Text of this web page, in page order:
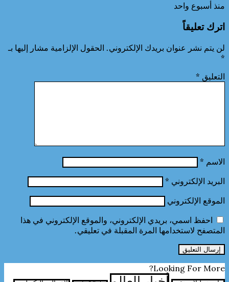
منذ أسبوع واحد
اترك تعليقاً
لن يتم نشر عنوان بريدك الإلكتروني. الحقول الإلزامية مشار إليها بـ
*
التعليق *
الاسم *
البريد الإلكتروني *
الموقع الإلكتروني
احفظ اسمي، بريدي الإلكتروني، والموقع الإلكتروني في هذا
المتصفح لاستخدامها المرة المقبلة في تعليقي.
Looking For More?